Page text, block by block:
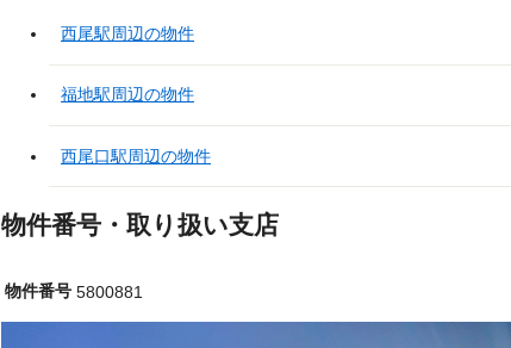
西尾駅周辺の物件
福地駅周辺の物件
西尾口駅周辺の物件
物件番号・取り扱い支店
物件番号 5800881